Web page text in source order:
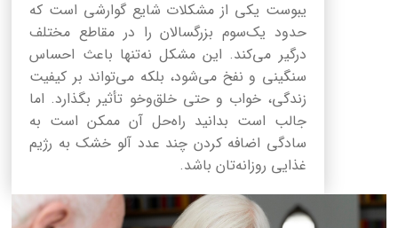
یبوست یکی از مشکلات شایع گوارشی است که
حدود یک‌سوم بزرگسالان را در مقاطع مختلف
درگیر می‌کند. این مشکل نه‌تنها باعث احساس
سنگینی و نفخ می‌شود، بلکه می‌تواند بر کیفیت
زندگی، خواب و حتی خلق‌وخو تأثیر بگذارد. اما
جالب است بدانید راه‌حل آن ممکن است به
سادگی اضافه کردن چند عدد آلو خشک به رژیم
غذایی روزانه‌تان باشد.